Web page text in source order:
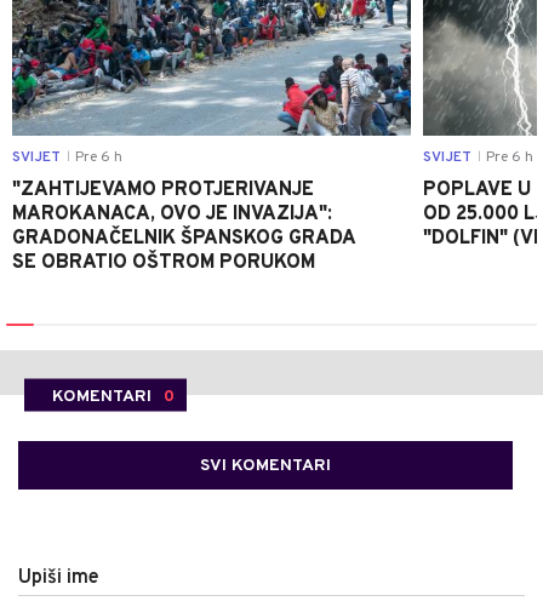
SVIJET Pre 6 h
"ZAHTIJEVAMO PROTJERIVANJE
MAROKANACA, OVO JE INVAZIJA":
GRADONAČELNIK ŠPANSKOG GRADA
SE OBRATIO OŠTROM PORUKOM
SVIJET Pre 6 h
POPLAVE U
OD 25.000
"DOLFIN"
KOMENTARI 0
SVI KOMENTARI
Upiši ime